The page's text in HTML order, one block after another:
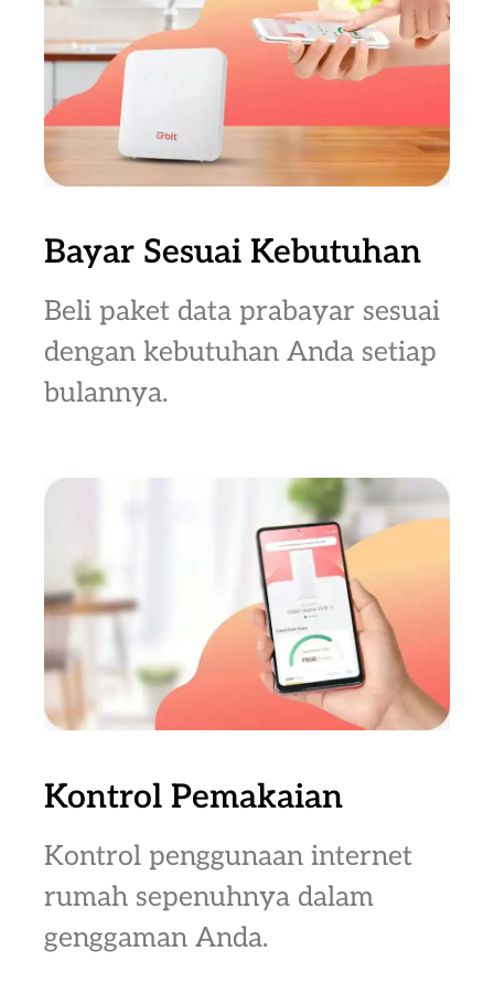
Bayar Sesuai Kebutuhan
Beli paket data prabayar sesuai
dengan kebutuhan Anda setiap
bulannya.
Kontrol Pemakaian
Kontrol penggunaan internet
rumah sepenuhnya dalam
genggaman Anda.